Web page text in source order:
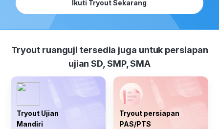
Rekomendasi
Materi yang Harus
Masuk Kampus
Berdasarkan Hasil
Tryout (Khusus TO
UTBK-SNBT
Premium)
Leaderboard
Tryout Nasional
Ikuti Tryout Sekarang
Tryout ruanguji tersedia juga untuk persiapan
ujian SD, SMP, SMA
Tryout Ujian
Mandiri
Tryout persiapan
PAS/PTS